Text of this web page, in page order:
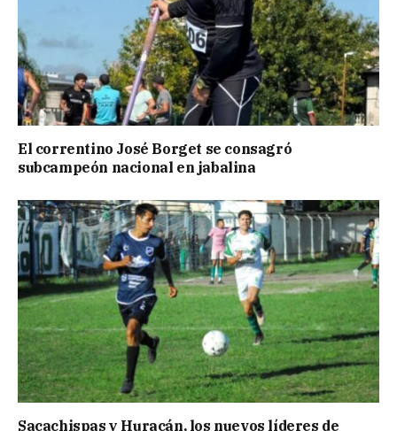
El correntino José Borget se consagró
subcampeón nacional en jabalina
Sacachispas y Huracán, los nuevos líderes de